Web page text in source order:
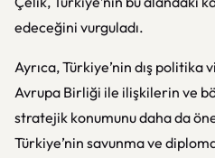
edeceğini vurguladı.
Ayrıca, Türkiye’nin dış politika
Avrupa Birliği ile ilişkilerin ve
stratejik konumunu daha da
Türkiye’nin savunma ve